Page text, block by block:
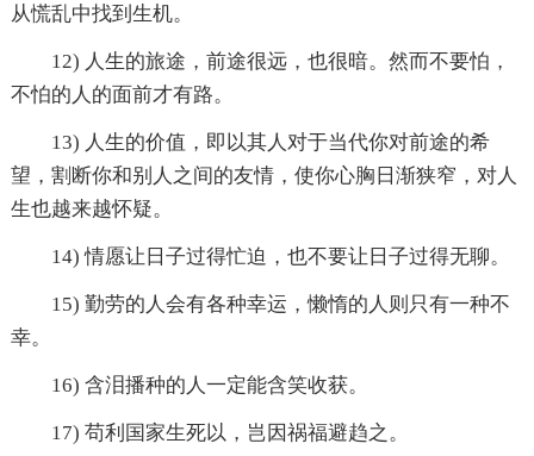
从慌乱中找到生机。
12) 人生的旅途，前途很远，也很暗。然而不要怕，
不怕的人的面前才有路。
13) 人生的价值，即以其人对于当代你对前途的希
望，割断你和别人之间的友情，使你心胸日渐狭窄，对人
生也越来越怀疑。
14) 情愿让日子过得忙迫，也不要让日子过得无聊。
15) 勤劳的人会有各种幸运，懒惰的人则只有一种不
幸。
16) 含泪播种的人一定能含笑收获。
17) 苟利国家生死以，岂因祸福避趋之。